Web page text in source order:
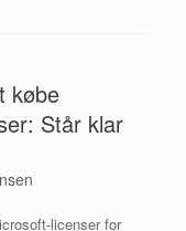
købe
Står klar
licenser for